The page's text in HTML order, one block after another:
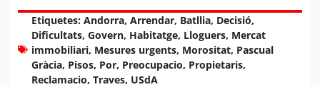
Etiquetes: Andorra, Arrendar, Batllia, Decisió,
Dificultats, Govern, Habitatge, Lloguers, Mercat
immobiliari, Mesures urgents, Morositat, Pascual
Gràcia, Pisos, Por, Preocupacio, Propietaris,
Reclamacio, Traves, USdA